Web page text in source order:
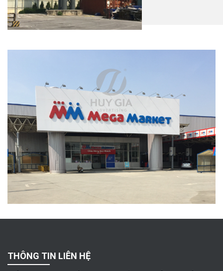
THÔNG TIN LIÊN HỆ